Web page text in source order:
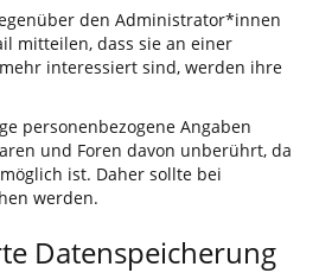
den Administrator*innen
mitteilen, dass sie an einer
interessiert sind, werden ihre
personenbezogene Angaben
und Foren davon unberührt, da
ist. Daher sollte bei
werden.
Datenspeicherung